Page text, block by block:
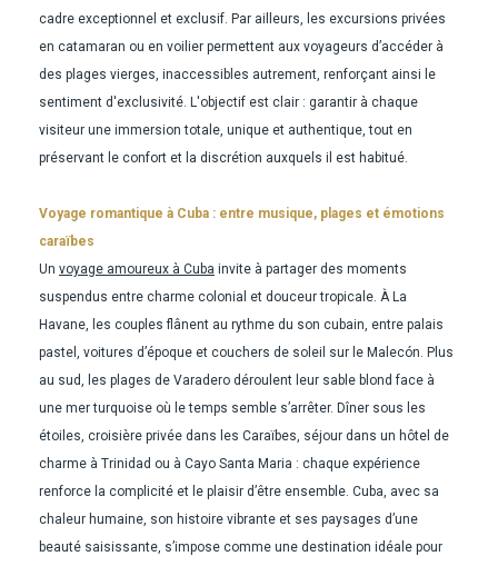
cadre exceptionnel et exclusif. Par ailleurs, les excursions privées
en catamaran ou en voilier permettent aux voyageurs d’accéder à
des plages vierges, inaccessibles autrement, renforçant ainsi le
sentiment d'exclusivité. L'objectif est clair : garantir à chaque
visiteur une immersion totale, unique et authentique, tout en
préservant le confort et la discrétion auxquels il est habitué.
Voyage romantique à Cuba : entre musique, plages et émotions
caraïbes
Un voyage amoureux à Cuba invite à partager des moments
suspendus entre charme colonial et douceur tropicale. À La
Havane, les couples flânent au rythme du son cubain, entre palais
pastel, voitures d’époque et couchers de soleil sur le Malecón. Plus
au sud, les plages de Varadero déroulent leur sable blond face à
une mer turquoise où le temps semble s’arrêter. Dîner sous les
étoiles, croisière privée dans les Caraïbes, séjour dans un hôtel de
charme à Trinidad ou à Cayo Santa Maria : chaque expérience
renforce la complicité et le plaisir d’être ensemble. Cuba, avec sa
chaleur humaine, son histoire vibrante et ses paysages d’une
beauté saisissante, s’impose comme une destination idéale pour